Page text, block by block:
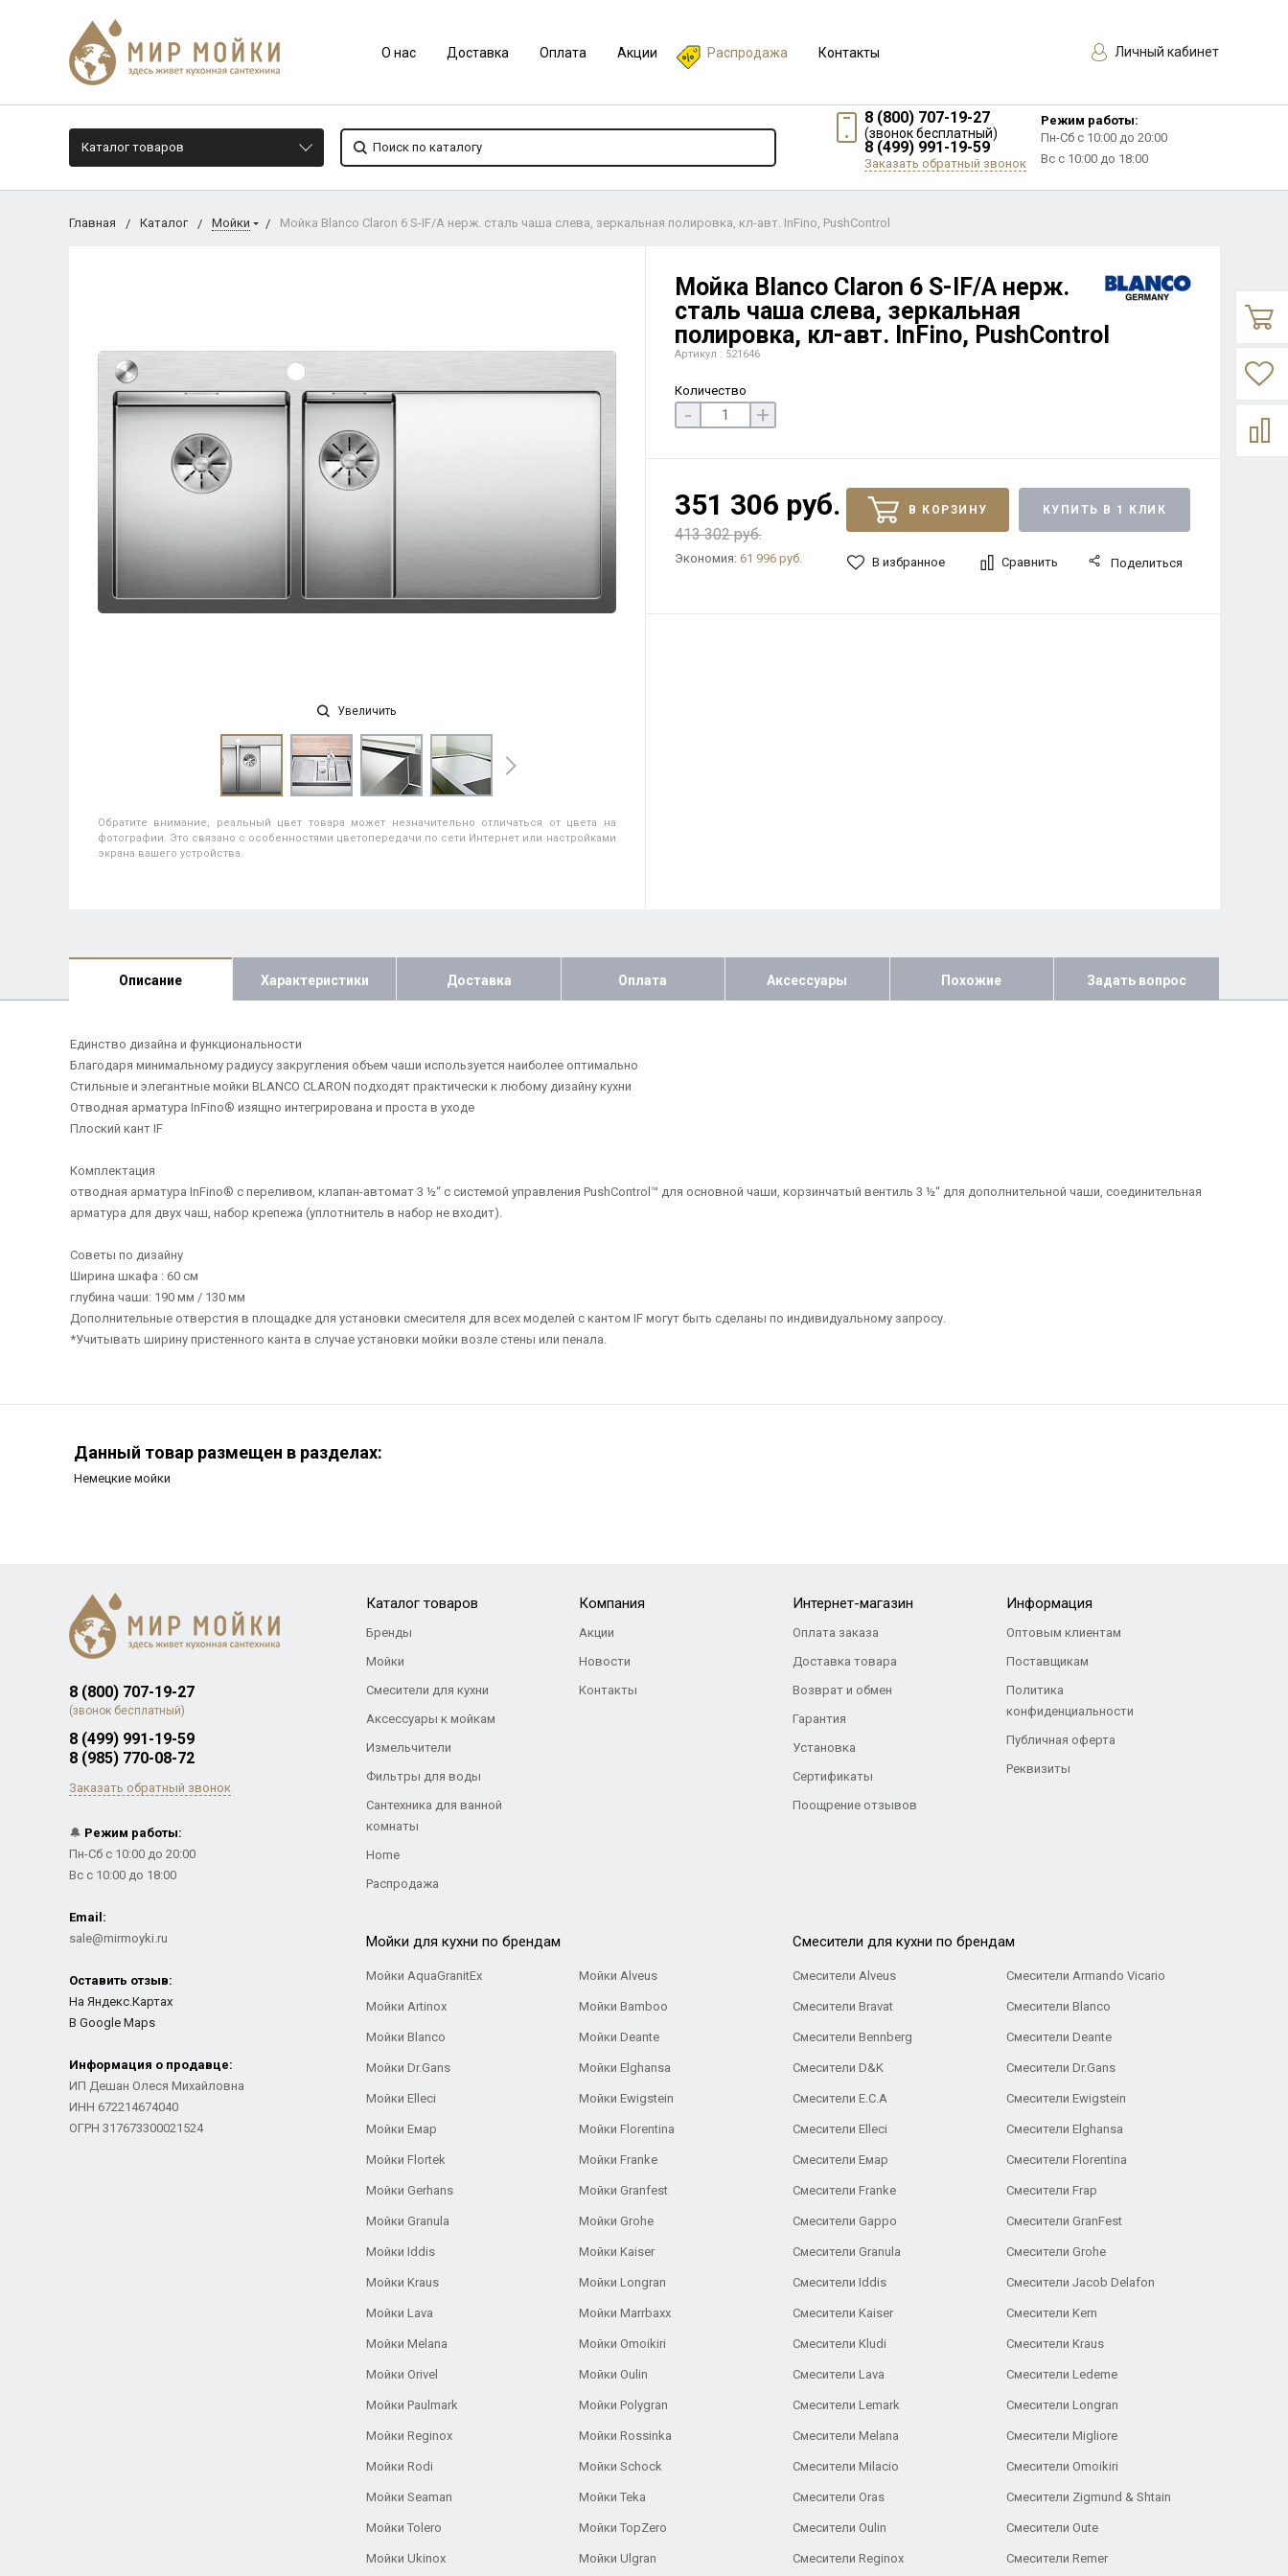
О нас Доставка Оплата Акции Распродажа Контакты Личный кабинет
Каталог товаров
8 (800) 707-19-27
(звонок бесплатный)
8 (499) 991-19-59
Заказать обратный звонок
Режим работы:
Пн-Сб с 10:00 до 20:00
Вс с 10:00 до 18:00
Главная Каталог Мойки Мойка Blanco Claron 6 S-IF/A нерж. сталь чаша слева, зеркальная полировка, кл-авт. InFino, PushControl
Увеличить
Обратите внимание, реальный цвет товара может незначительно отличаться от цвета на
фотографии. Это связано с особенностями цветопередачи по сети Интернет или настройками
экрана вашего устройства.
Мойка Blanco Claron 6 S-IF/A нерж.
сталь чаша слева, зеркальная
полировка, кл-авт. InFino, PushControl
Артикул : 521646
Количество
- +
351 306 руб.
413 302 руб.
Экономия: 61 996 руб.
В КОРЗИНУ КУПИТЬ В 1 КЛИК
В избранное Сравнить Поделиться
Описание Характеристики Доставка Оплата Аксессуары Похожие Задать вопрос
Единство дизайна и функциональности
Благодаря минимальному радиусу закругления объем чаши используется наиболее оптимально
Стильные и элегантные мойки BLANCO CLARON подходят практически к любому дизайну кухни
Отводная арматура InFino® изящно интегрирована и проста в уходе
Плоский кант IF
Комплектация
отводная арматура InFino® с переливом, клапан-автомат 3 ½“ с системой управления PushControl™ для основной чаши, корзинчатый вентиль 3 ½“ для дополнительной чаши, соединительная
арматура для двух чаш, набор крепежа (уплотнитель в набор не входит).
Советы по дизайну
Ширина шкафа : 60 см
глубина чаши: 190 мм / 130 мм
Дополнительные отверстия в площадке для установки смесителя для всех моделей с кантом IF могут быть сделаны по индивидуальному запросу.
*Учитывать ширину пристенного канта в случае установки мойки возле стены или пенала.
Данный товар размещен в разделах:
Немецкие мойки
8 (800) 707-19-27
(звонок бесплатный)
8 (499) 991-19-59
8 (985) 770-08-72
Заказать обратный звонок
🔔 Режим работы:
Пн-Сб с 10:00 до 20:00
Вс с 10:00 до 18:00
Email:
sale@mirmoyki.ru
Оставить отзыв:
На Яндекс.Картах
В Google Maps
Информация о продавце:
ИП Дешан Олеся Михайловна
ИНН 672214674040
ОГРН 317673300021524
Каталог товаров
Бренды
Мойки
Смесители для кухни
Аксессуары к мойкам
Измельчители
Фильтры для воды
Сантехника для ванной
комнаты
Home
Распродажа
Компания
Акции
Новости
Контакты
Интернет-магазин
Оплата заказа
Доставка товара
Возврат и обмен
Гарантия
Установка
Сертификаты
Поощрение отзывов
Информация
Оптовым клиентам
Поставщикам
Политика
конфиденциальности
Публичная оферта
Реквизиты
Мойки для кухни по брендам
Мойки AquaGranitEx Мойки Alveus
Мойки Artinox Мойки Bamboo
Мойки Blanco Мойки Deante
Мойки Dr.Gans Мойки Elghansa
Мойки Elleci Мойки Ewigstein
Мойки Емар Мойки Florentina
Мойки Flortek Мойки Franke
Мойки Gerhans Мойки Granfest
Мойки Granula Мойки Grohe
Мойки Iddis Мойки Kaiser
Мойки Kraus Мойки Longran
Мойки Lava Мойки Marrbaxx
Мойки Melana Мойки Omoikiri
Мойки Orivel Мойки Oulin
Мойки Paulmark Мойки Polygran
Мойки Reginox Мойки Rossinka
Мойки Rodi Мойки Schock
Мойки Seaman Мойки Teka
Мойки Tolero Мойки TopZero
Мойки Ukinox Мойки Ulgran
Cмесители для кухни по брендам
Смесители Alveus Смесители Armando Vicario
Смесители Bravat Смесители Blanco
Смесители Bennberg Смесители Deante
Смесители D&K Смесители Dr.Gans
Смесители E.C.A Cмесители Ewigstein
Смесители Elleci Смесители Elghansa
Смесители Емар Смесители Florentina
Смесители Franke Смесители Frap
Смесители Gappo Смесители GranFest
Смесители Granula Смесители Grohe
Смесители Iddis Смесители Jacob Delafon
Смесители Kaiser Смесители Kern
Смесители Kludi Смесители Kraus
Смесители Lava Смесители Ledeme
Смесители Lemark Смесители Longran
Смесители Melana Смесители Migliore
Смесители Milacio Смесители Omoikiri
Смесители Oras Смесители Zigmund & Shtain
Смесители Oulin Смесители Oute
Смесители Reginox Смесители Remer